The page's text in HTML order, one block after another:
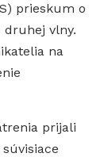
prieskum o
druhej vlny.
na
prijali